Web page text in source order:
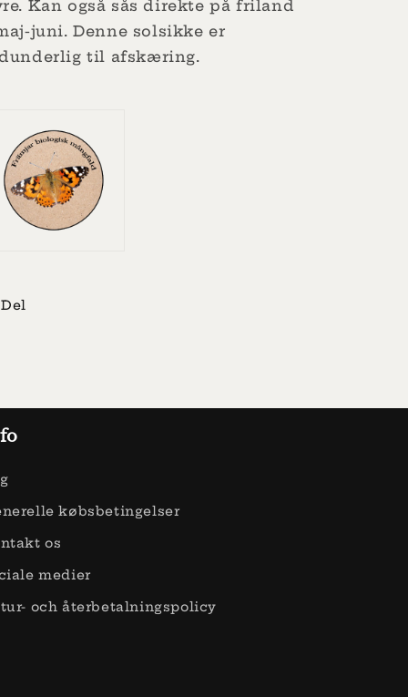
Kan også sås direkte på friland
juni.Denne solsikke er
til afskæring.
Del
købsbetingelser
os
medier
och återbetalningspolicy